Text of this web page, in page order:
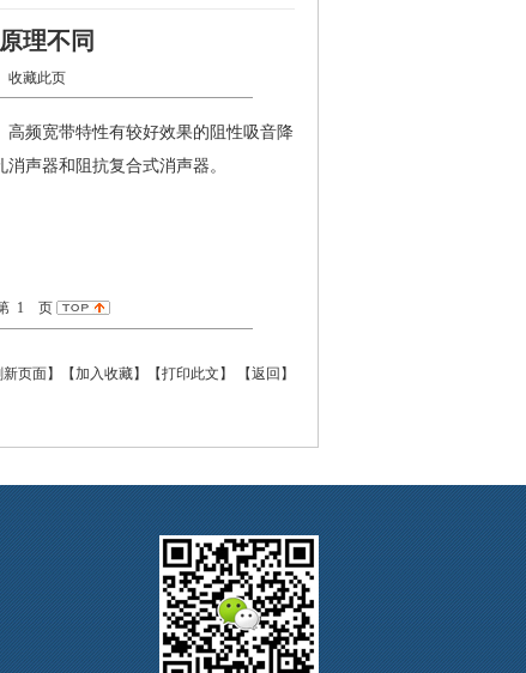
理不同
收藏此页
频宽带特性有较好效果的阻性吸音降
声器和阻抗复合式消声器。
1 页
新页面】
【加入收藏】 【打印此文】 【返回 】